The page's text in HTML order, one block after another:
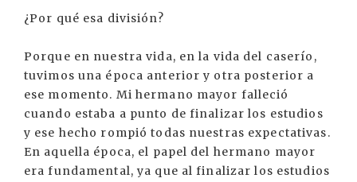
¿Por qué esa división?
Porque en nuestra vida, en la vida del caserío,
tuvimos una época anterior y otra posterior a
ese momento. Mi hermano mayor falleció
cuando estaba a punto de finalizar los estudios
y ese hecho rompió todas nuestras expectativas.
En aquella época, el papel del hermano mayor
era fundamental, ya que al finalizar los estudios